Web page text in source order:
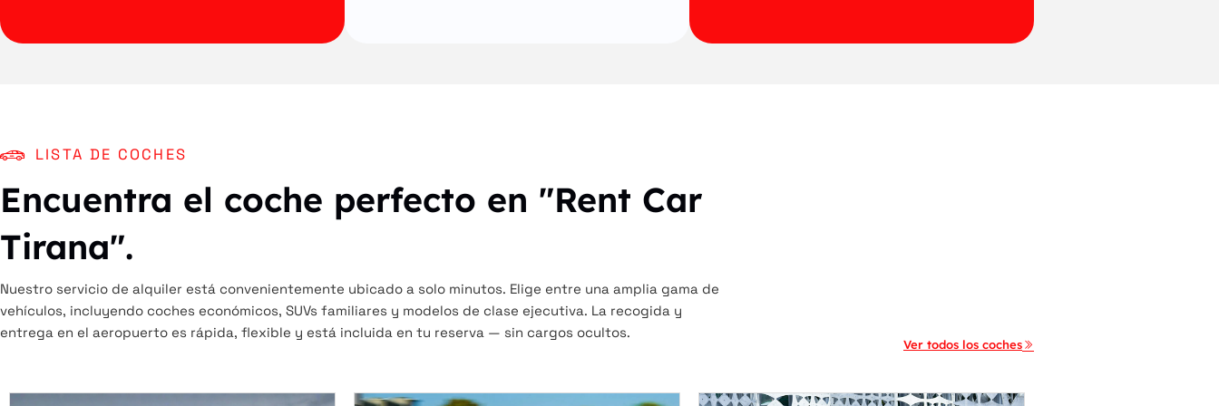
LISTA DE COCHES
Encuentra el coche perfecto en "Rent Car
Tirana".
Nuestro servicio de alquiler está convenientemente ubicado a solo minutos. Elige entre una amplia gama de
vehículos, incluyendo coches económicos, SUVs familiares y modelos de clase ejecutiva. La recogida y
entrega en el aeropuerto es rápida, flexible y está incluida en tu reserva — sin cargos ocultos.
Ver todos los coches